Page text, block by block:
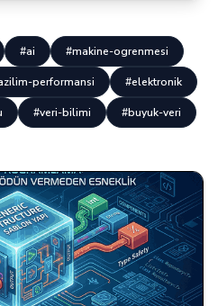
#ai #makine-ogrenmesi
performansi #elektronik
#veri-bilimi #buyuk-veri